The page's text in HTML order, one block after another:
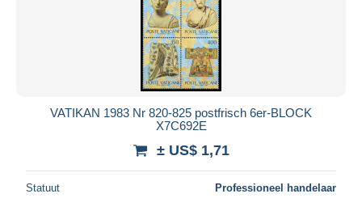
VATIKAN 1983 Nr 820-825 postfrisch 6er-BLOCK
X7C692E
± US$ 1,71
Statuut Professioneel handelaar